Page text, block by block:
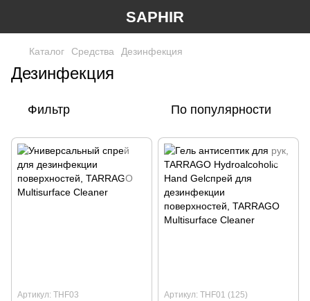
SAPHIR
Каталог Средства Дезинфекция
Дезинфекция
Фильтр По популярности
Артикул: THF03 Артикул: THF01 (125)